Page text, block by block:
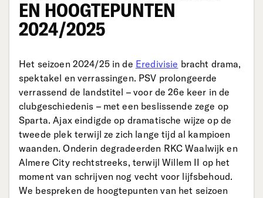
EN HOOGTEPUNTEN
2024/2025
Het seizoen 2024/25 in de Eredivisie bracht drama,
spektakel en verrassingen. PSV prolongeerde
verrassend de landstitel – voor de 26e keer in de
clubgeschiedenis – met een beslissende zege op
Sparta. Ajax eindigde op dramatische wijze op de
tweede plek terwijl ze zich lange tijd al kampioen
waanden. Onderin degradeerden RKC Waalwijk en
Almere City rechtstreeks, terwijl Willem II op het
moment van schrijven nog vecht voor lijfsbehoud.
We bespreken de hoogtepunten van het seizoen